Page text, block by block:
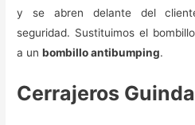
y se abren delante del
seguridad. Sustituimos el
a unbombillo antibumping.
Cerrajeros